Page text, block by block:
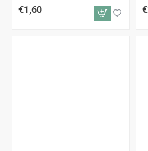
€1,60